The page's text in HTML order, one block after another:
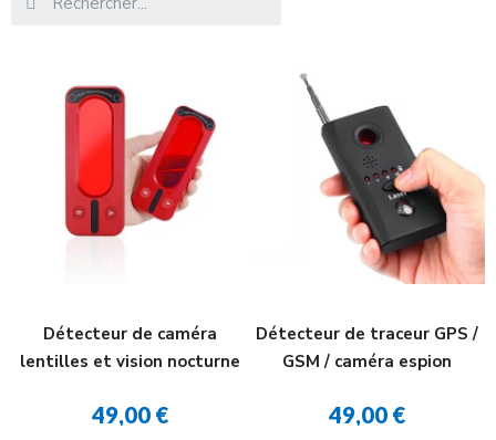
Détecteur de caméra
lentilles et vision nocturne
49,00 €
Détecteur de traceur GPS /
GSM / caméra espion
49,00 €